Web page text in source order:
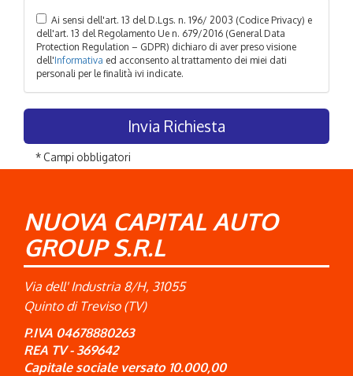
Ai sensi dell'art. 13 del D.Lgs. n. 196/ 2003 (Codice Privacy) e
dell'art. 13 del Regolamento Ue n. 679/2016 (General Data
Protection Regulation – GDPR) dichiaro di aver preso visione
dell'Informativa ed acconsento al trattamento dei miei dati
personali per le finalità ivi indicate.
* Campi obbligatori
NUOVA CAPITAL AUTO
GROUP S.R.L
Via dell' Industria 8/H, 31055
Quinto di Treviso (TV)
P.IVA 04678880263
REA TV - 369642
Capitale sociale versato 10.000,00